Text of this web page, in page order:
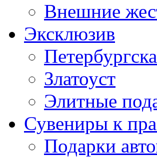
Внешние
Эксклюзив
Златоуст
Элитные
Сувениры к
Подарки